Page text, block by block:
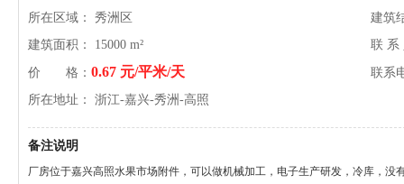
所在区域： 秀洲区
建筑
建筑面积： 15000 m²
联 系
价 格： 0.67 元/平米/天
联系
所在地址： 浙江-嘉兴-秀洲-高照
备注说明
厂房位于嘉兴高照水果市场附件，可以做机械加工，电子生产研发，冷库，没